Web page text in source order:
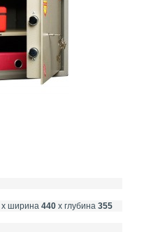
х ширина 440 х глубина 355